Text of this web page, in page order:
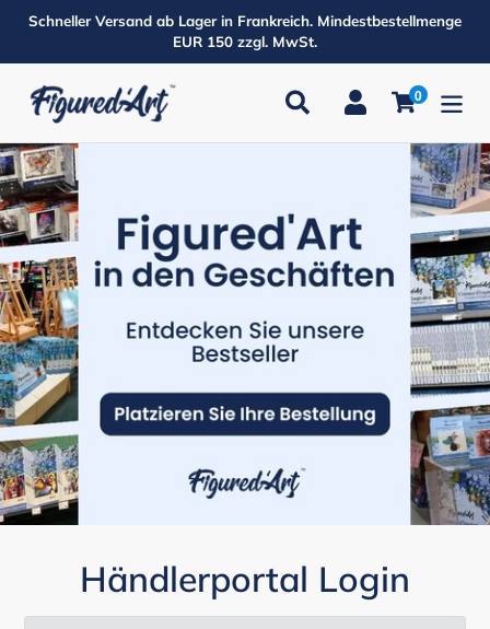
Schneller Versand ab Lager in Frankreich. Mindestbestellmenge
EUR 150 zzgl. MwSt.
Suchen Einloggen
0Produkte
Händlerportal Login